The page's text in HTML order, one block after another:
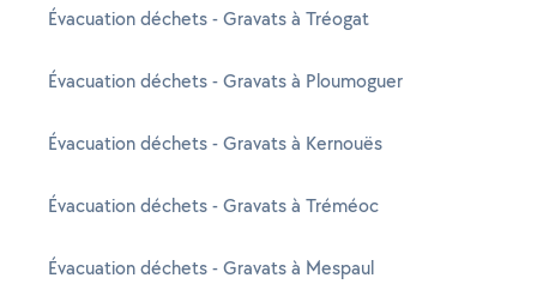
Évacuation déchets - Gravats à Tréogat
Évacuation déchets - Gravats à Ploumoguer
Évacuation déchets - Gravats à Kernouës
Évacuation déchets - Gravats à Tréméoc
Évacuation déchets - Gravats à Mespaul